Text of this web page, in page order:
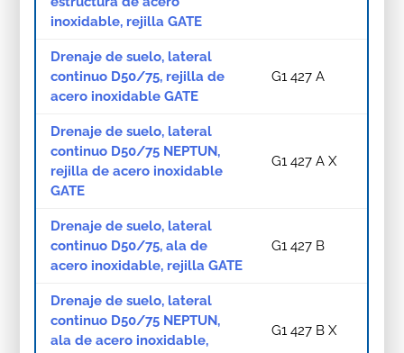
inoxidable, rejilla GATE
Drenaje de suelo, lateral
continuo D50/75, rejilla de
acero inoxidable GATE
G1 427 A
Drenaje de suelo, lateral
continuo D50/75 NEPTUN,
rejilla de acero inoxidable
GATE
G1 427 A X
Drenaje de suelo, lateral
continuo D50/75, ala de
acero inoxidable, rejilla GATE
G1 427 B
Drenaje de suelo, lateral
continuo D50/75 NEPTUN,
ala de acero inoxidable,
G1 427 B X